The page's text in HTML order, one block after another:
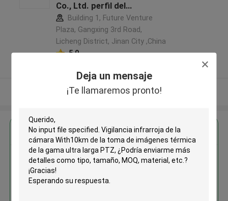
Deja un mensaje
¡Te llamaremos pronto!
Co., Ltd. perfil del
fabricante
Building 1, Future Venture
Plaza, Gangxing 3rd Road,
Licheng District, Jinan City ,China
5.0
Vea más
Obtenga el mejor precio por
Vigilancia infrarroja de la
imágenes térmica de la gama